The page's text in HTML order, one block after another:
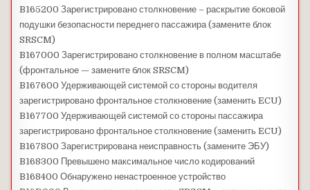
B165200 Зарегистрировано столкновение – раскрытие боковой
подушки безопасности переднего пассажира (замените блок
SRSCM)
B167000 Зарегистрировано столкновение в полном масштабе
(фронтальное — замените блок SRSCM)
B167600 Удерживающей системой со стороны водителя
зарегистрировано фронтальное столкновение (заменить ECU)
B167700 Удерживающей системой со стороны пассажира
зарегистрировано фронтальное столкновение (заменить ECU)
B167800 Зарегистрирована неисправность (замените ЭБУ)
B168300 Превышено максимальное число кодирований
B168400 Обнаружено ненастроенное устройство